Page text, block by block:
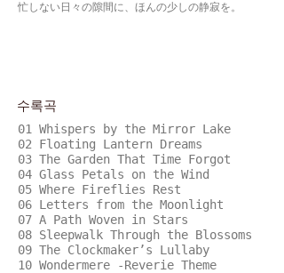
忙しない日々の隙間に、ほんの少しの静寂を。
수록곡
01 Whispers by the Mirror Lake
02 Floating Lantern Dreams
03 The Garden That Time Forgot
04 Glass Petals on the Wind
05 Where Fireflies Rest
06 Letters from the Moonlight
07 A Path Woven in Stars
08 Sleepwalk Through the Blossoms
09 The Clockmaker’s Lullaby
10 Wondermere -Reverie Theme